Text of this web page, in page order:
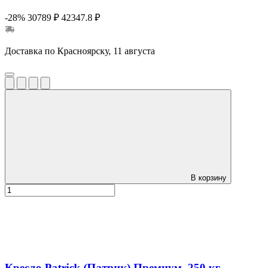
-28% 30789 ₽ 42347.8 ₽
Доставка по Красноярску, 11 августа
В корзину